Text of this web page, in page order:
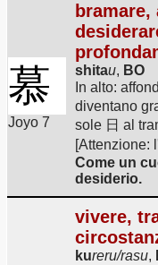
慕
Joyo 7
bramare,
shitau, BO
In alto:
diventano
sole 日 al
[Attenzione:
Come un
desiderio.
vivere,
kureru/rasu,